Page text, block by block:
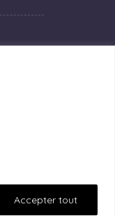
Accepter tout